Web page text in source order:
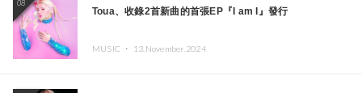
08
Toua、收錄2首新曲的首張EP『I am I』發行
MUSIC ・ 13.November.2024